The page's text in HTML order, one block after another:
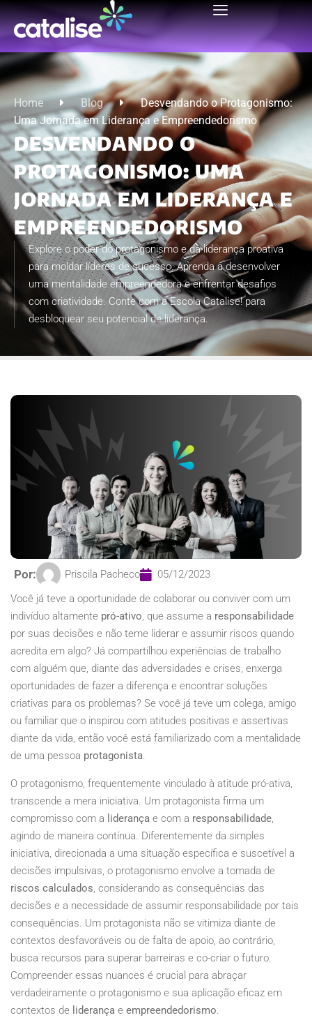
Home Blog
Desvendando o Protagonismo:
Uma Jornada em Liderança e Empreendedorismo
DESVENDANDO O
PROTAGONISMO: UMA
JORNADA EM LIDERANÇA E
EMPREENDEDORISMO
Explore o poder do protagonismo e da liderança proativa
para moldar líderes de sucesso. Aprenda a desenvolver
uma mentalidade empreendedora e enfrentar desafios
com criatividade. Conte com a Escola Catalise! para
desbloquear seu potencial de liderança.
Por: Priscila Pacheco
05/12/2023
Você já teve a oportunidade de colaborar ou conviver com um
indivíduo altamente pró-ativo, que assume a responsabilidade
por suas decisões e não teme liderar e assumir riscos quando
acredita em algo? Já compartilhou experiências de trabalho
com alguém que, diante das adversidades e crises, enxerga
oportunidades de fazer a diferença e encontrar soluções
criativas para os problemas? Se você já teve um colega, amigo
ou familiar que o inspirou com atitudes positivas e assertivas
diante da vida, então você está familiarizado com a mentalidade
de uma pessoa protagonista.
O protagonismo, frequentemente vinculado à atitude pró-ativa,
transcende a mera iniciativa. Um protagonista firma um
compromisso com a liderança e com a responsabilidade
agindo de maneira contínua. Diferentemente da simples
iniciativa, direcionada a uma situação específica e suscetível a
decisões impulsivas, o protagonismo envolve a tomada de
riscos calculados , considerando as consequências das
decisões e a necessidade de assumir responsabilidade por tais
consequências. Um protagonista não se vitimiza diante de
contextos desfavoráveis ou de falta de apoio, ao contrário,
busca recursos para superar barreiras e co-criar o futuro.
Compreender essas nuances é crucial para abraçar
verdadeiramente o protagonismo e sua aplicação eficaz em
contextos de liderança e empreendedorismo